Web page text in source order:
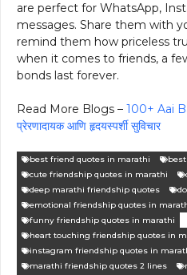
are perfect for WhatsApp,
messages. Share them with
remind them how priceless
when it comes to friends, a
bonds last forever.
Read More Blogs – 100+ Aai
प्रेरणादायक आणि हृदयस्पर्शी सुविचार
best friend quotes in marathi
cute friendship quotes in marathi
deep marathi friendship quotes
emotional friendship quotes in
funny friendship quotes in marathi
heart touching friendship quotes in
instagram friendship quotes in
marathi friendship quotes 2 lines